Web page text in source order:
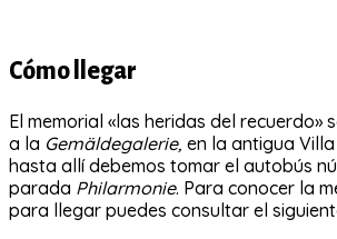
Cómo llegar
El memorial «las heridas del recuerdo»
a la Gemäldegalerie, en la antigua
hasta allí debemos tomar el autobús
parada Philarmonie. Para conocer la
para llegar puedes consultar el